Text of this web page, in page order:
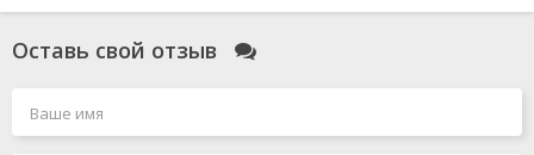
Голый пистолет
1
Джокер 2: Безумие на двоих
Оставь свой отзыв